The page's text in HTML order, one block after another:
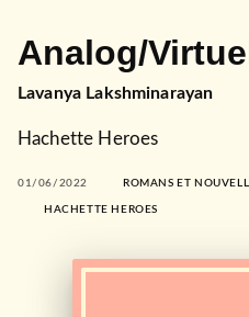
Analog/
Lavanya Lakshminarayan
Hachette Heroes
01/06/2022 ROMANS ET
HACHETTE HEROES